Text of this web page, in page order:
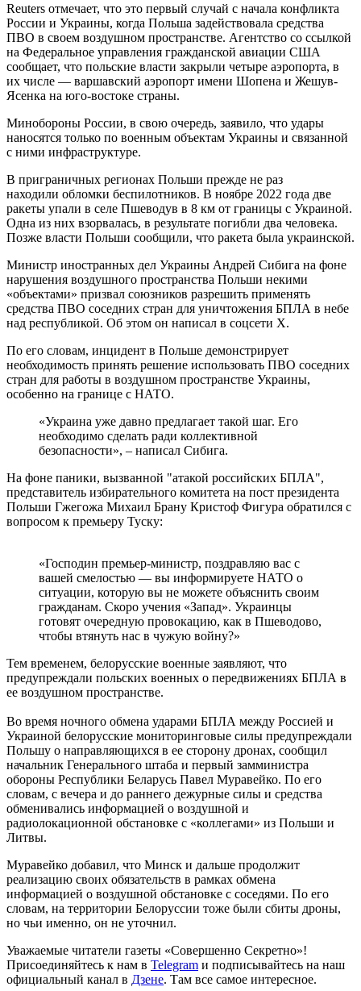
Reuters отмечает, что это первый случай с начала конфликта
России и Украины, когда Польша задействовала средства
ПВО в своем воздушном пространстве. Агентство со ссылкой
на Федеральное управления гражданской авиации США
сообщает, что польские власти закрыли четыре аэропорта, в
их числе — варшавский аэропорт имени Шопена и Жешув-
Ясенка на юго-востоке страны.
Минобороны России, в свою очередь, заявило, что удары
наносятся только по военным объектам Украины и связанной
с ними инфраструктуре.
В приграничных регионах Польши прежде не раз
находили обломки беспилотников. В ноябре 2022 года две
ракеты упали в селе Пшеводув в 8 км от границы с Украиной.
Одна из них взорвалась, в результате погибли два человека.
Позже власти Польши сообщили, что ракета была украинской.
Министр иностранных дел Украины Андрей Сибига на фоне
нарушения воздушного пространства Польши некими
«объектами» призвал союзников разрешить применять
средства ПВО соседних стран для уничтожения БПЛА в небе
над республикой. Об этом он написал в соцсети Х.
По его словам, инцидент в Польше демонстрирует
необходимость принять решение использовать ПВО соседних
стран для работы в воздушном пространстве Украины,
особенно на границе с НАТО.
«Украина уже давно предлагает такой шаг. Его
необходимо сделать ради коллективной
безопасности», – написал Сибига.
На фоне паники, вызванной "атакой российских БПЛА",
представитель избирательного комитета на пост президента
Польши Гжегожа Михаил Брану Кристоф Фигура обратился с
вопросом к премьеру Туску:
«Господин премьер-министр, поздравляю вас с
вашей смелостью — вы информируете НАТО о
ситуации, которую вы не можете объяснить своим
гражданам. Скоро учения «Запад». Украинцы
готовят очередную провокацию, как в Пшеводово,
чтобы втянуть нас в чужую войну?»
Тем временем, белорусские военные заявляют, что
предупреждали польских военных о передвижениях БПЛА в
ее воздушном пространстве.
Во время ночного обмена ударами БПЛА между Россией и
Украиной белорусские мониторинговые силы предупреждали
Польшу о направляющихся в ее сторону дронах, сообщил
начальник Генерального штаба и первый замминистра
обороны Республики Беларусь Павел Муравейко. По его
словам, с вечера и до раннего дежурные силы и средства
обменивались информацией о воздушной и
радиолокационной обстановке с «коллегами» из Польши и
Литвы.
Муравейко добавил, что Минск и дальше продолжит
реализацию своих обязательств в рамках обмена
информацией о воздушной обстановке с соседями. По его
словам, на территории Белоруссии тоже были сбиты дроны,
но чьи именно, он не уточнил.
Уважаемые читатели газеты «Совершенно Секретно»!
Присоединяйтесь к нам в Telegram и подписывайтесь на наш
официальный канал в Дзене. Там все самое интересное.